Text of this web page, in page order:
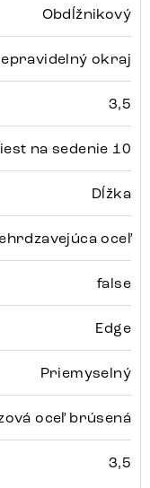
Obdĺžnikový
okraj
3,5
na sedenie 10
Dĺžka
oceľ
false
Edge
Priemyselný
oceľ brúsená
3,5